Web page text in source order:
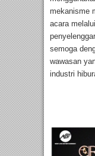
mekanisme
acara
semoga
wawasan
industri